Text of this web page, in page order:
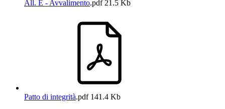
All. E - Avvalimento.pdf21.5 Kb
Patto di integrità.pdf141.4 Kb